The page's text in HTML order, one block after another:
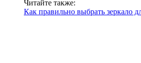
Читайте также:
Как правильно выбрать зеркало